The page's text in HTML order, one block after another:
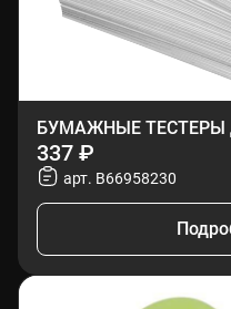
БУМАЖНЫЕ
337 ₽
арт. B66958230